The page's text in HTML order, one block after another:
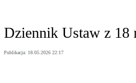
Dziennik Ustaw z 18
Publikacja: 18.05.2026 22:17